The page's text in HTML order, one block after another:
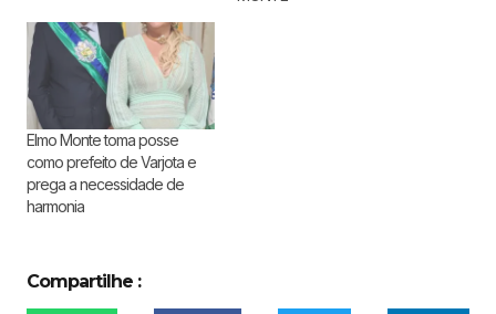
Elmo Monte toma posse
como prefeito de Varjota e
prega a necessidade de
harmonia
Compartilhe :